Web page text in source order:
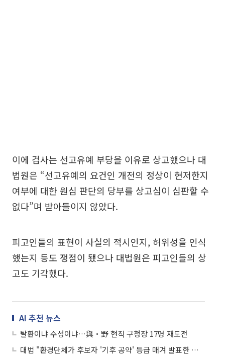
이에 검사는 선고유예 부당을 이유로 상고했으나 대
법원은 “선고유예의 요건인 개전의 정상이 현저한지
여부에 대한 원심 판단의 당부를 상고심이 심판할 수
없다”며 받아들이지 않았다.
피고인들의 표현이 사실의 적시인지, 허위성을 인식
했는지 등도 쟁점이 됐으나 대법원은 피고인들의 상
고도 기각했다.
AI 추천 뉴스
탈환이냐 수성이냐…與‧野 현직 구청장 17명 재도전
대법 "환경단체가 후보자 '기후 공약' 등급 매겨 발표한 건 선거법위반"